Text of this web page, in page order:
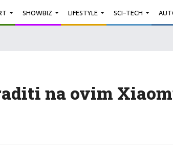
SHOWBIZ LIFESTYLE SCI-TECH
na ovim